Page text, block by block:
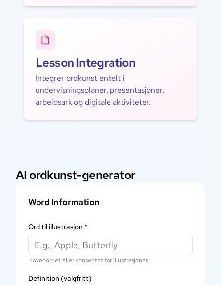
Lesson Integration
Integrer ordkunst enkelt i
undervisningsplaner, presentasjoner,
arbeidsark og digitale aktiviteter.
AI ordkunst-generator
Word Information
Ord til illustrasjon *
Hovedordet eller konseptet for illustrasjonen.
Definition (valgfritt)